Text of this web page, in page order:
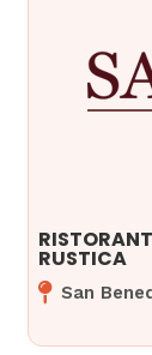
RUSTICA
San